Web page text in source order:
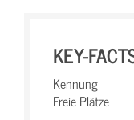
KEY-
Kennung
Freie Plätze